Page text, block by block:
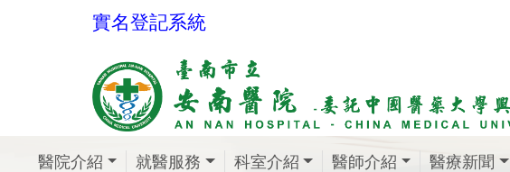
實名登記系統
醫院介紹 就醫服務 科室介紹 醫師介紹 醫療新聞